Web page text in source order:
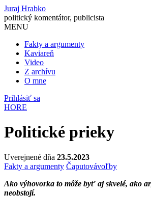
Juraj Hrabko
politický komentátor, publicista
MENU
Fakty a argumenty
Kaviareň
Video
Z archívu
O mne
Prihlásiť sa
HORE
Politické prieky
Uverejnené dňa 23.5.2023
Fakty a argumenty Čaputovávoľby
Ako výhovorka to môže byť aj skvelé, ako
neobstojí.